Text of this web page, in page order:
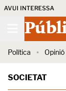
AVUI INTERESSA
Política Opinió
SOCIETAT